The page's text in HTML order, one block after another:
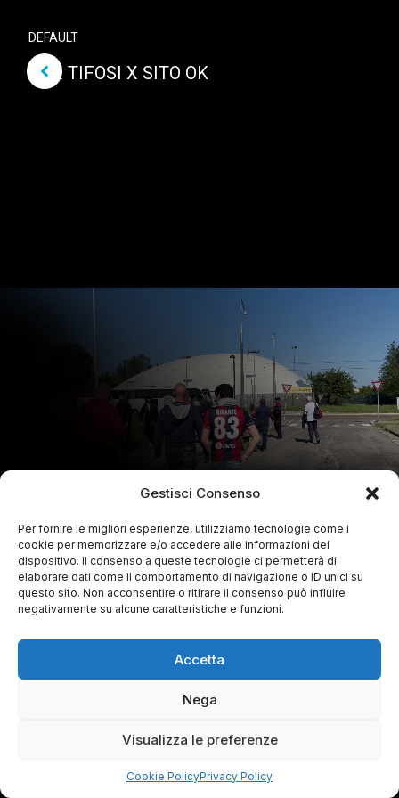
Gestisci Consenso
Per fornire le migliori esperienze, utilizziamo tecnologie come i
cookie per memorizzare e/o accedere alle informazioni del
dispositivo. Il consenso a queste tecnologie ci permetterà di
elaborare dati come il comportamento di navigazione o ID unici su
questo sito. Non acconsentire o ritirare il consenso può influire
negativamente su alcune caratteristiche e funzioni.
Accetta
Nega
Visualizza le preferenze
Cookie PolicyPrivacy Policy